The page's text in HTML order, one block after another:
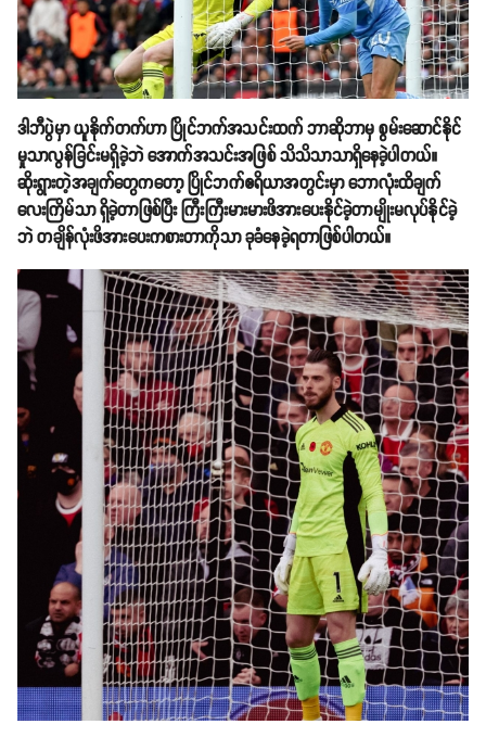
ဒါဘီပွဲမှာ ယူနိုက်တက်ဟာ ပြိုင်ဘက်အသင်းထက် ဘာဆိုဘာမှ စွမ်းဆောင်နိုင်
မှုသာလွန်ခြင်းမရှိခဲ့ဘဲ အောက်အသင်းအဖြစ် သိသိသာသာရှိနေခဲ့ပါတယ်။
ဆိုးရွားတဲ့အချက်တွေကတော့ ပြိုင်ဘက်ဧရိယာအတွင်းမှာ ဘောလုံးထိချက်
လေးကြိမ်သာ ရှိခဲ့တာဖြစ်ပြီး ကြီးကြီးမားမားဖိအားပေးနိုင်ခဲ့တာမျိုးမလုပ်နိုင်ခဲ့
ဘဲ တချိန်လုံးဖိအားပေးကစားတာကိုသာ ခုခံနေခဲ့ရတာဖြစ်ပါတယ်။